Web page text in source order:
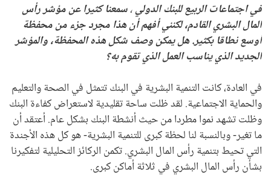
فياجتماعات الربيع للبنك الدولي،سمعنا كثيرا عن مؤشر رأس
المال البشري القادم، لكنني أفهم أن هذا مجرد جزء من محفظة
أوسع نطاقا بكثير. هل يمكن وصف شكل هذه المحفظة، والمؤشر
الجديد الذي يناسب العمل الذي تقوم به؟
في العادة، كانت التنمية البشرية في البنك تتمثل في الصحة والتعليم
والحماية الاجتماعية. لقد ظلت ساحة تقليدية لاستعراض كفاءة البنك
وظلت تشهد نموا مطردا من حيث أنشطة البنك بشكل عام. أعتقد أن
ما تغير- وبالنسبة لنا لحظة كبرى للتنمية البشرية- هو كل هذه الأجندة
التي تحيط بتنمية رأس المال البشري. تكمن الركائز التحليلية لتفكيرنا
بشأن رأس المال البشري في ثلاثة أماكن كبرى.